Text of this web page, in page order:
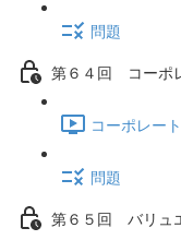
問題
第６４回 コーポ
コーポレー
問題
第６５回 バリュ